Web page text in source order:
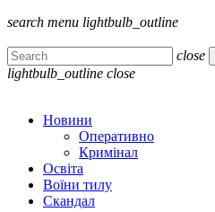
search menu lightbulb_outline
close
lightbulb_outline close
Новини
Оперативно
Кримінал
Освіта
Воїни тилу
Скандал